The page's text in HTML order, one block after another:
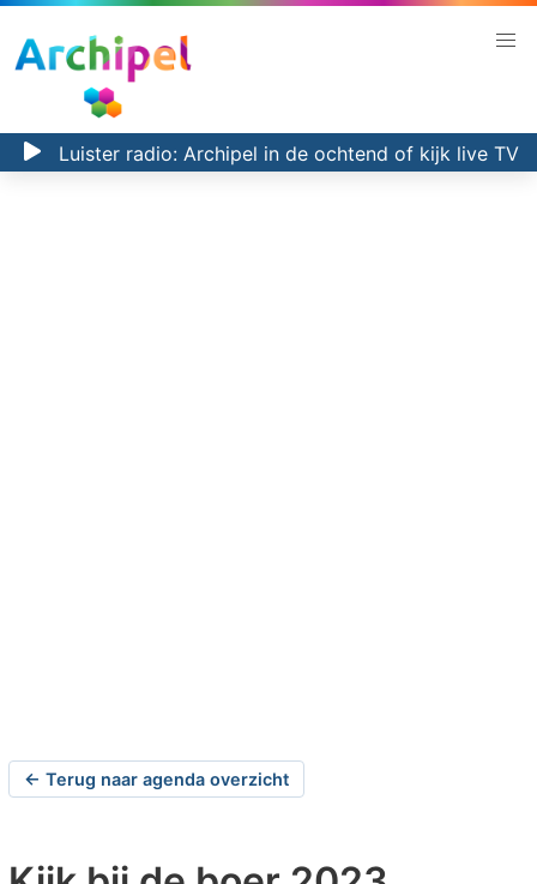
Luister radio: Archipel in de ochtend of kijk live TV
← Terug naar agenda overzicht